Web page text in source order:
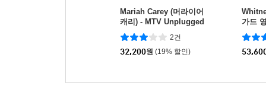
Mariah Carey (머라이어
캐리) - MTV Unplugged
[LP]
2건
32,200원 (19% 할인)
가드
년 기
u
e